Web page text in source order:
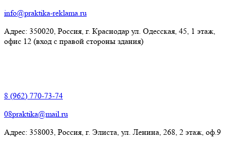
info@praktika-reklama.ru
Адрес: 350020, Россия, г. Краснодар ул. Одесская, 45, 1 этаж,
офис 12 (вход с правой стороны здания)
8 (962) 770-73-74
08praktika@mail.ru
Адрес:​ 358003, Россия, г. Элиста, ул. Ленина, 268, 2 этаж, оф.9